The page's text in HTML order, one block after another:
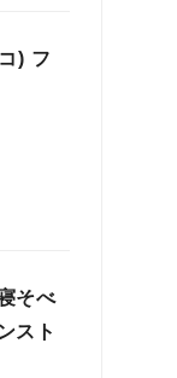
) フ
そべ
スト